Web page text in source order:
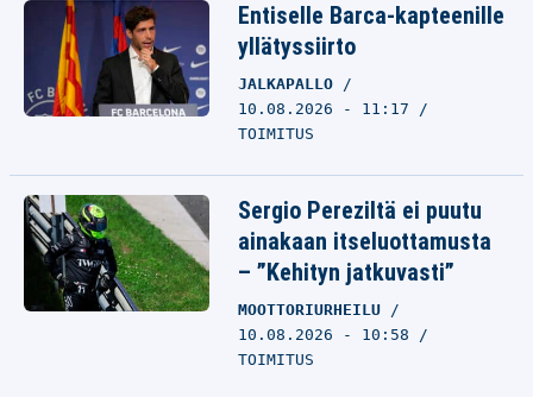
Entiselle Barca-kapteenille
yllätyssiirto
JALKAPALLO
10.08.2026 - 11:17
TOIMITUS
Sergio Pereziltä ei puutu
ainakaan itseluottamusta
– ”Kehityn jatkuvasti”
MOOTTORIURHEILU
10.08.2026 - 10:58
TOIMITUS